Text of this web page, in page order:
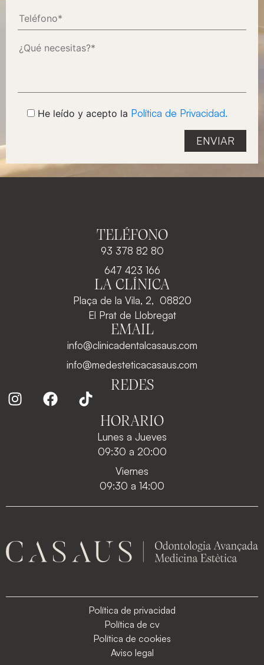
He leído y acepto la Política de Privacidad.
TELÉFONO
93 378 82 80
647 423 166
LA CLÍNICA
Plaça de la Vila, 2, 08820
El Prat de Llobregat
EMAIL
info@clinicadentalcasaus.com
info@medesteticacasaus.com
REDES
HORARIO
Lunes a Jueves
09:30 a 20:00
Viernes
09:30 a 14:00
Política de privacidad
Política de cv
Política de cookies
Aviso legal